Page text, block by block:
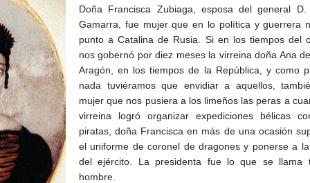
Doña Francisca Zubiaga, esposa del general D.
Gamarra, fue mujer que en lo política y guerrera
punto a Catalina de Rusia. Si en los tiempos del
nos gobernó por diez meses la virreina doña Ana
Aragón, en los tiempos de la República, y como
nada tuviéramos que envidiar a aquellos,
mujer que nos pusiera a los limeños las peras a
virreina logró organizar expediciones bélicas
piratas, doña Francisca en más de una ocasión
el uniforme de coronel de dragones y ponerse a
del ejército. La presidenta fue lo que se llama
hombre.